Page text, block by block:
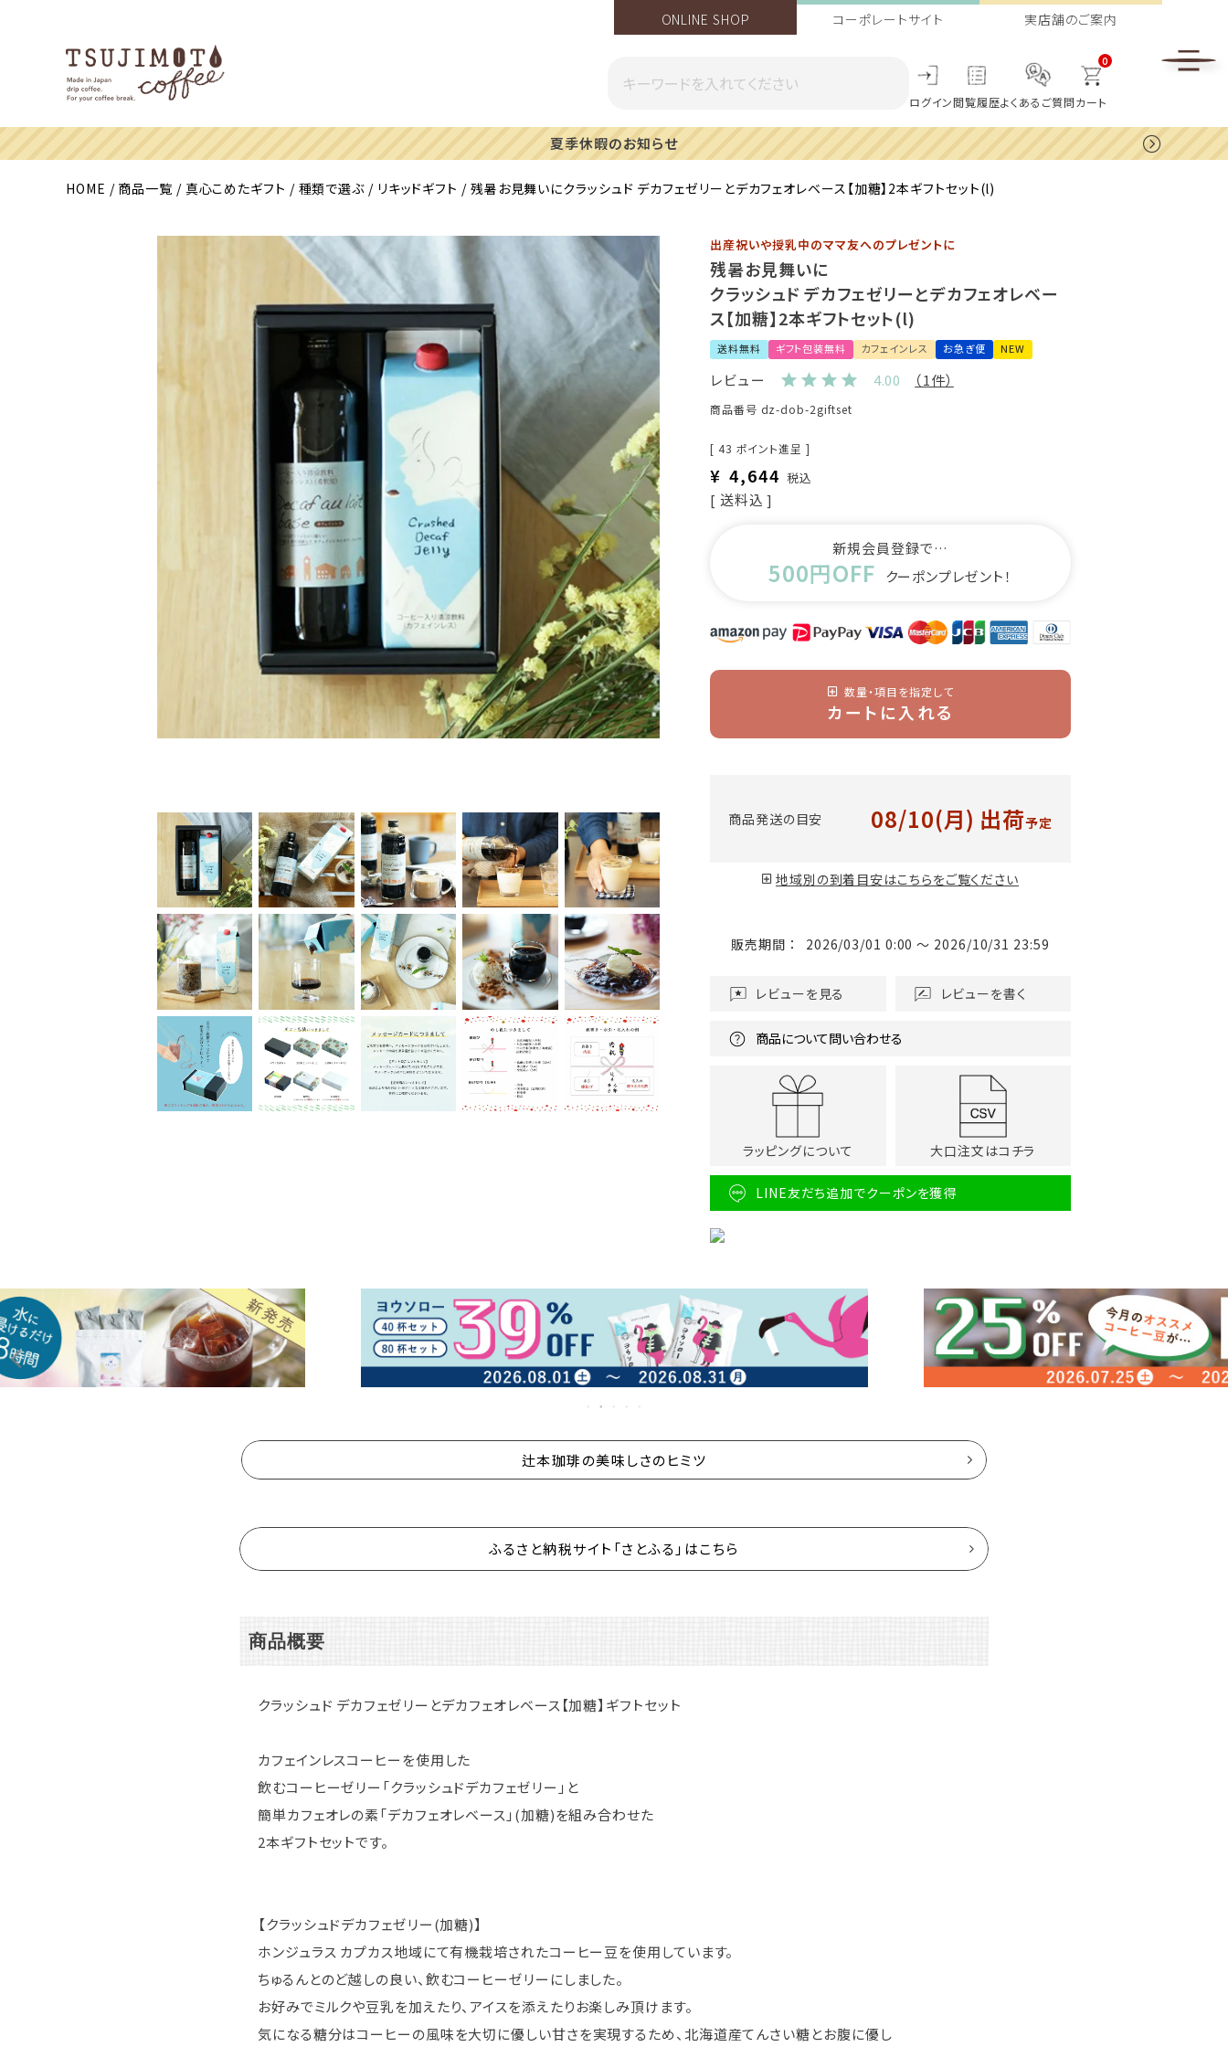
ONLINE SHOP コーポレートサイト 実店舗のご案内
ログイン閲覧履歴よくあるご質問
0
カート
一部地域への配送遅延のご案内
HOME 商品一覧 真心こめたギフト 種類で選ぶ リキッドギフト 残暑お見舞いにクラッシュド デカフェゼリーとデカフェオレベース【加糖】2本ギフトセット(l)
出産祝いや授乳中のママ友へのプレゼントに
残暑お見舞いに
クラッシュド デカフェゼリーとデカフェオレベー
ス【加糖】2本ギフトセット(l)
送料無料 ギフト包装無料 カフェインレス お急ぎ便 NEW
レビュー 4.00 （1件）
商品番号 dz-dob-2giftset
[ 43 ポイント進呈 ]
¥ 4,644 税込
送料込
新規会員登録で…
500円OFF クーポンプレゼント！
数量・項目を指定して
カートに入れる
商品発送の目安 08/10(月) 出荷予定
地域別の到着目安はこちらをご覧ください
販売期間 2026/03/01 0:00〜 2026/10/31 23:59
レビューを見る レビューを書く
商品について問い合わせる
ラッピングについて 大口注文はコチラ
LINE友だち追加でクーポンを獲得
辻本珈琲の美味しさのヒミツ
ふるさと納税サイト「さとふる」はこちら
商品概要
クラッシュド デカフェゼリーとデカフェオレベース【加糖】ギフトセット
カフェインレスコーヒーを使用した
飲むコーヒーゼリー「クラッシュドデカフェゼリー」と
簡単カフェオレの素「デカフェオレベース」(加糖)を組み合わせた
2本ギフトセットです。
【クラッシュドデカフェゼリー(加糖)】
ホンジュラス カプカス地域にて有機栽培されたコーヒー豆を使用しています。
ちゅるんとのど越しの良い、飲むコーヒーゼリーにしました。
お好みでミルクや豆乳を加えたり、アイスを添えたりお楽しみ頂けます。
気になる糖分はコーヒーの風味を大切に優しい甘さを実現するため、北海道産てんさい糖とお腹に優し